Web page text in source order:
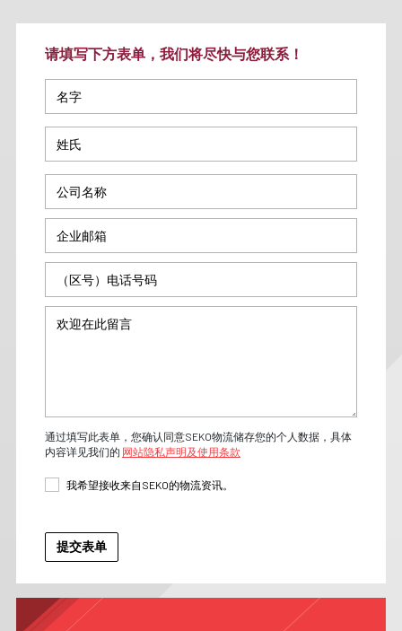
请填写下方表单，我们将尽快与您联系！
通过填写此表单，您确认同意SEKO物流储存您的个人数据，具体
内容详见我们的 网站隐私声明及使用条款
我希望接收来自SEKO的物流资讯。